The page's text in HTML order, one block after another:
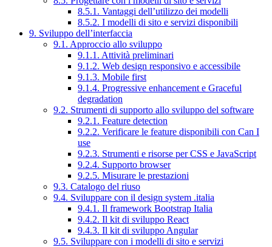
8.5.1. Vantaggi dell’utilizzo dei modelli
8.5.2. I modelli di sito e servizi disponibili
9. Sviluppo dell’interfaccia
9.1. Approccio allo sviluppo
9.1.1. Attività preliminari
9.1.2. Web design responsivo e accessibile
9.1.3. Mobile first
9.1.4. Progressive enhancement e Graceful
degradation
9.2. Strumenti di supporto allo sviluppo del software
9.2.1. Feature detection
9.2.2. Verificare le feature disponibili con Can I
use
9.2.3. Strumenti e risorse per CSS e JavaScript
9.2.4. Supporto browser
9.2.5. Misurare le prestazioni
9.3. Catalogo del riuso
9.4. Sviluppare con il design system .italia
9.4.1. Il framework Bootstrap Italia
9.4.2. Il kit di sviluppo React
9.4.3. Il kit di sviluppo Angular
9.5. Sviluppare con i modelli di sito e servizi